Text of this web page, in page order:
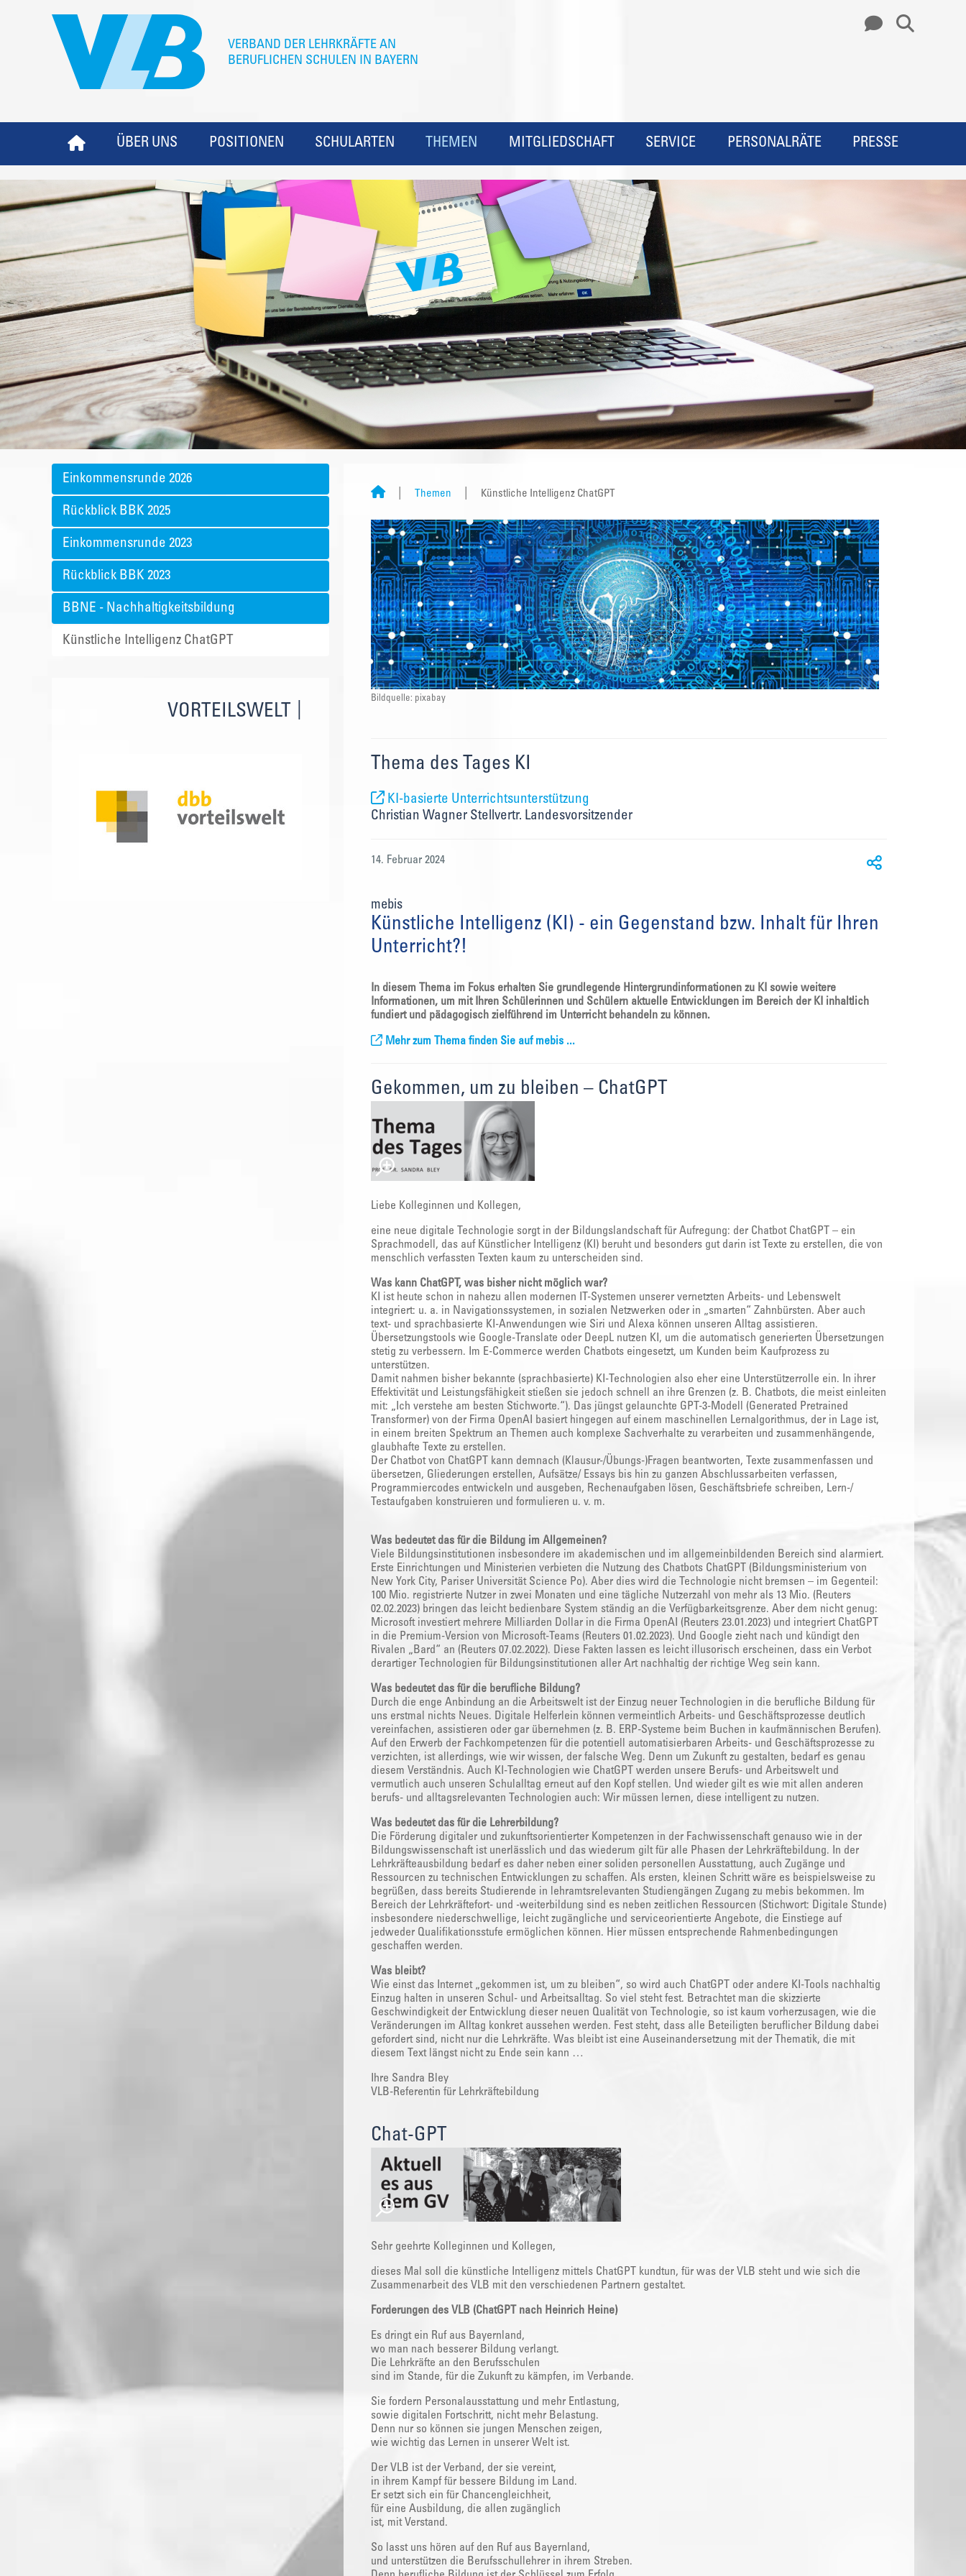
ÜBER UNS POSITIONEN SCHULARTEN THEMEN MITGLIEDSCHAFT SERVICE PERSONALRÄTE PRESSE
Einkommensrunde 2026
Rückblick BBK 2025
Einkommensrunde 2023
Rückblick BBK 2023
BBNE - Nachhaltigkeitsbildung
Künstliche Intelligenz ChatGPT
VORTEILSWELT
Themen Künstliche Intelligenz ChatGPT
Bildquelle: pixabay
Thema des Tages KI
KI-basierte Unterrichtsunterstützung
Christian Wagner Stellvertr. Landesvorsitzender
14. Februar 2024
mebis
Künstliche Intelligenz (KI) - ein Gegenstand bzw. Inhalt für Ihren
Unterricht?!
In diesem Thema im Fokus erhalten Sie grundlegende Hintergrundinformationen zu KI sowie weitere
Informationen, um mit Ihren Schülerinnen und Schülern aktuelle Entwicklungen im Bereich der KI inhaltlich
fundiert und pädagogisch zielführend im Unterricht behandeln zu können.
Mehr zum Thema finden Sie auf mebis ...
Gekommen, um zu bleiben – ChatGPT
Liebe Kolleginnen und Kollegen,
eine neue digitale Technologie sorgt in der Bildungslandschaft für Aufregung: der Chatbot ChatGPT – ein
Sprachmodell, das auf Künstlicher Intelligenz (KI) beruht und besonders gut darin ist Texte zu erstellen, die von
menschlich verfassten Texten kaum zu unterscheiden sind.
Was kann ChatGPT, was bisher nicht möglich war?
KI ist heute schon in nahezu allen modernen IT-Systemen unserer vernetzten Arbeits- und Lebenswelt
integriert: u. a. in Navigationssystemen, in sozialen Netzwerken oder in „smarten“ Zahnbürsten. Aber auch
text- und sprachbasierte KI-Anwendungen wie Siri und Alexa können unseren Alltag assistieren.
Übersetzungstools wie Google-Translate oder DeepL nutzen KI, um die automatisch generierten Übersetzungen
stetig zu verbessern. Im E-Commerce werden Chatbots eingesetzt, um Kunden beim Kaufprozess zu
unterstützen.
Damit nahmen bisher bekannte (sprachbasierte) KI-Technologien also eher eine Unterstützerrolle ein. In ihrer
Effektivität und Leistungsfähigkeit stießen sie jedoch schnell an ihre Grenzen (z. B. Chatbots, die meist einleiten
mit: „Ich verstehe am besten Stichworte.“). Das jüngst gelaunchte GPT-3-Modell (Generated Pretrained
Transformer) von der Firma OpenAI basiert hingegen auf einem maschinellen Lernalgorithmus, der in Lage ist,
in einem breiten Spektrum an Themen auch komplexe Sachverhalte zu verarbeiten und zusammenhängende,
glaubhafte Texte zu erstellen.
Der Chatbot von ChatGPT kann demnach (Klausur-/Übungs-)Fragen beantworten, Texte zusammenfassen und
übersetzen, Gliederungen erstellen, Aufsätze/ Essays bis hin zu ganzen Abschlussarbeiten verfassen,
Programmiercodes entwickeln und ausgeben, Rechenaufgaben lösen, Geschäftsbriefe schreiben, Lern-/
Testaufgaben konstruieren und formulieren u. v. m.
Was bedeutet das für die Bildung im Allgemeinen?
Viele Bildungsinstitutionen insbesondere im akademischen und im allgemeinbildenden Bereich sind alarmiert.
Erste Einrichtungen und Ministerien verbieten die Nutzung des Chatbots ChatGPT (Bildungsministerium von
New York City, Pariser Universität Science Po). Aber dies wird die Technologie nicht bremsen – im Gegenteil:
100 Mio. registrierte Nutzer in zwei Monaten und eine tägliche Nutzerzahl von mehr als 13 Mio. (Reuters
02.02.2023) bringen das leicht bedienbare System ständig an die Verfügbarkeitsgrenze. Aber dem nicht genug:
Microsoft investiert mehrere Milliarden Dollar in die Firma OpenAI (Reuters 23.01.2023) und integriert ChatGPT
in die Premium-Version von Microsoft-Teams (Reuters 01.02.2023). Und Google zieht nach und kündigt den
Rivalen „Bard“ an (Reuters 07.02.2022). Diese Fakten lassen es leicht illusorisch erscheinen, dass ein Verbot
derartiger Technologien für Bildungsinstitutionen aller Art nachhaltig der richtige Weg sein kann.
Was bedeutet das für die berufliche Bildung?
Durch die enge Anbindung an die Arbeitswelt ist der Einzug neuer Technologien in die berufliche Bildung für
uns erstmal nichts Neues. Digitale Helferlein können vermeintlich Arbeits- und Geschäftsprozesse deutlich
vereinfachen, assistieren oder gar übernehmen (z. B. ERP-Systeme beim Buchen in kaufmännischen Berufen).
Auf den Erwerb der Fachkompetenzen für die potentiell automatisierbaren Arbeits- und Geschäftsprozesse zu
verzichten, ist allerdings, wie wir wissen, der falsche Weg. Denn um Zukunft zu gestalten, bedarf es genau
diesem Verständnis. Auch KI-Technologien wie ChatGPT werden unsere Berufs- und Arbeitswelt und
vermutlich auch unseren Schulalltag erneut auf den Kopf stellen. Und wieder gilt es wie mit allen anderen
berufs- und alltagsrelevanten Technologien auch: Wir müssen lernen, diese intelligent zu nutzen.
Was bedeutet das für die Lehrerbildung?
Die Förderung digitaler und zukunftsorientierter Kompetenzen in der Fachwissenschaft genauso wie in der
Bildungswissenschaft ist unerlässlich und das wiederum gilt für alle Phasen der Lehrkräftebildung. In der
Lehrkräfteausbildung bedarf es daher neben einer soliden personellen Ausstattung, auch Zugänge und
Ressourcen zu technischen Entwicklungen zu schaffen. Als ersten, kleinen Schritt wäre es beispielsweise zu
begrüßen, dass bereits Studierende in lehramtsrelevanten Studiengängen Zugang zu mebis bekommen. Im
Bereich der Lehrkräftefort- und -weiterbildung sind es neben zeitlichen Ressourcen (Stichwort: Digitale Stunde)
insbesondere niederschwellige, leicht zugängliche und serviceorientierte Angebote, die Einstiege auf
jedweder Qualifikationsstufe ermöglichen können. Hier müssen entsprechende Rahmenbedingungen
geschaffen werden.
Was bleibt?
Wie einst das Internet „gekommen ist, um zu bleiben“, so wird auch ChatGPT oder andere KI-Tools nachhaltig
Einzug halten in unseren Schul- und Arbeitsalltag. So viel steht fest. Betrachtet man die skizzierte
Geschwindigkeit der Entwicklung dieser neuen Qualität von Technologie, so ist kaum vorherzusagen, wie die
Veränderungen im Alltag konkret aussehen werden. Fest steht, dass alle Beteiligten beruflicher Bildung dabei
gefordert sind, nicht nur die Lehrkräfte. Was bleibt ist eine Auseinandersetzung mit der Thematik, die mit
diesem Text längst nicht zu Ende sein kann …
Ihre Sandra Bley
VLB-Referentin für Lehrkräftebildung
Chat-GPT
Sehr geehrte Kolleginnen und Kollegen,
dieses Mal soll die künstliche Intelligenz mittels ChatGPT kundtun, für was der VLB steht und wie sich die
Zusammenarbeit des VLB mit den verschiedenen Partnern gestaltet.
Forderungen des VLB (ChatGPT nach Heinrich Heine)
Es dringt ein Ruf aus Bayernland,
wo man nach besserer Bildung verlangt.
Die Lehrkräfte an den Berufsschulen
sind im Stande, für die Zukunft zu kämpfen, im Verbande.
Sie fordern Personalausstattung und mehr Entlastung,
sowie digitalen Fortschritt, nicht mehr Belastung.
Denn nur so können sie jungen Menschen zeigen,
wie wichtig das Lernen in unserer Welt ist.
Der VLB ist der Verband, der sie vereint,
in ihrem Kampf für bessere Bildung im Land.
Er setzt sich ein für Chancengleichheit,
für eine Ausbildung, die allen zugänglich
ist, mit Verstand.
So lasst uns hören auf den Ruf aus Bayernland,
und unterstützen die Berufsschullehrer in ihrem Streben.